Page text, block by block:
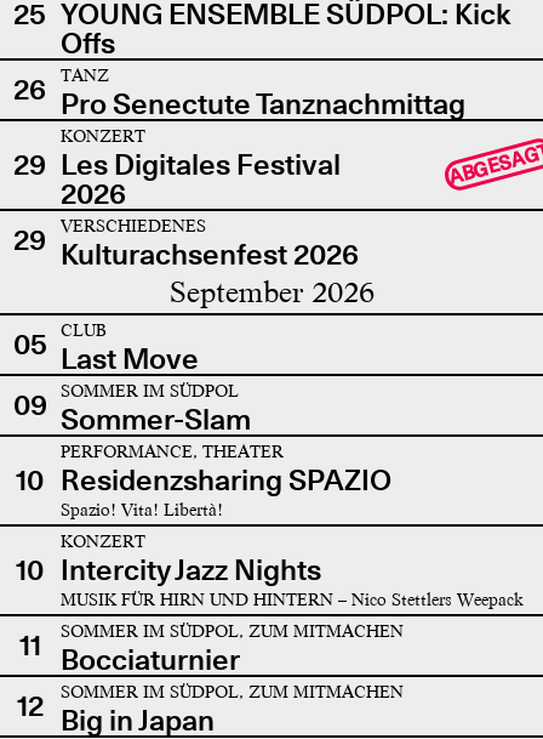
25 YOUNG ENSEMBLE SÜDPOL: Kick
Offs
26
TANZ
Pro Senectute Tanznachmittag
29
KONZERT
Les Digitales Festival
2026
29 VERSCHIEDENES
Kulturachsenfest 2026
September 2026
05 CLUB
Last Move
09
SOMMER IM SÜDPOL
Sommer-Slam
10
PERFORMANCE, THEATER
Residenzsharing SPAZIO
Spazio! Vita! Libertà!
10
KONZERT
Intercity Jazz Nights
MUSIK FÜR HIRN UND HINTERN – Nico Stettlers Weepack
11 SOMMER IM SÜDPOL, ZUM MITMACHEN
Bocciaturnier
12
SOMMER IM SÜDPOL, ZUM MITMACHEN
Big in Japan